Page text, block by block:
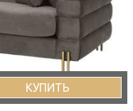
КУПИТЬ